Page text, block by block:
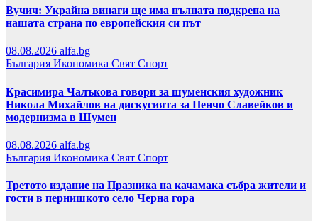
Вучич: Украйна винаги ще има пълната подкрепа на
нашата страна по европейския си път
08.08.2026 alfa.bg
България Икономика Свят Спорт
Красимира Чалъкова говори за шуменския художник
Никола Михайлов на дискусията за Пенчо Славейков и
модернизма в Шумен
08.08.2026 alfa.bg
България Икономика Свят Спорт
Третото издание на Празника на качамака събра жители и
гости в пернишкото село Черна гора